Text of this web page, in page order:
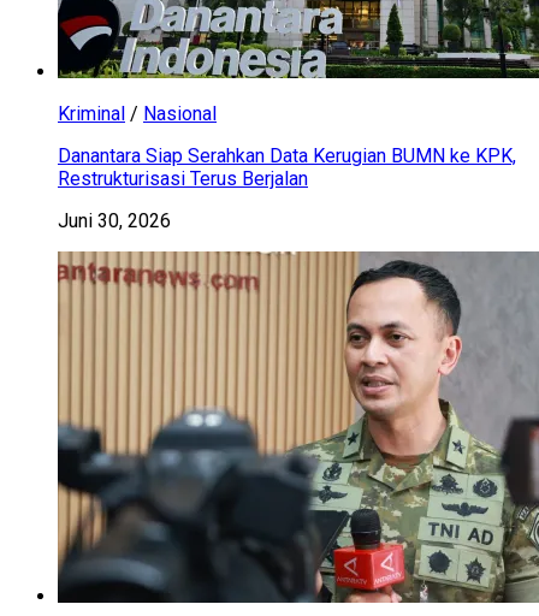
Kriminal / Nasional
Danantara Siap Serahkan Data Kerugian BUMN ke KPK,
Restrukturisasi Terus Berjalan
Juni 30, 2026